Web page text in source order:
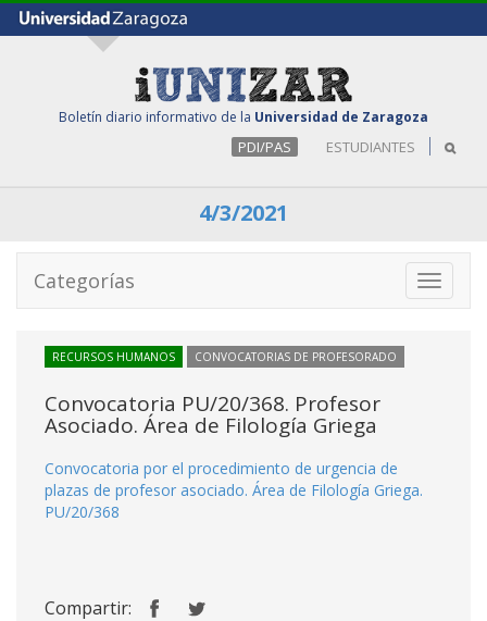
Boletín diario informativo de la Universidad de Zaragoza
PDI/PAS ESTUDIANTES
4/3/2021
Toggle
Categorías
RECURSOS HUMANOS CONVOCATORIAS DE PROFESORADO
Convocatoria PU/20/368. Profesor
Asociado. Área de Filología Griega
Convocatoria por el procedimiento de urgencia de
plazas de profesor asociado. Área de Filología Griega.
PU/20/368
Compartir: